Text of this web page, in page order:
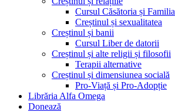
Cursul Căsătoria și Familia
Creștinul și sexualitatea
Creștinul și banii
Cursul Liber de datorii
Creștinul și alte religii și filosofii
Terapii alternative
Creștinul și dimensiunea socială
Pro-Viață și Pro-Adopție
Librăria Alfa Omega
Donează